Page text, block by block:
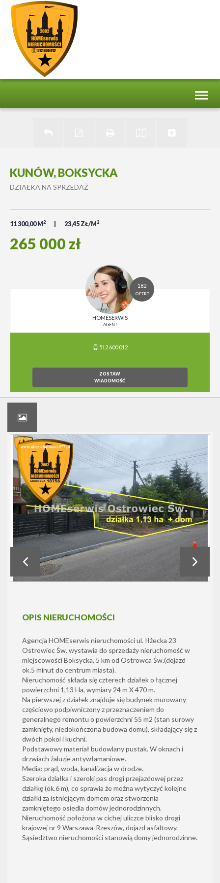
KUNÓW, BOKSYCKA
DZIAŁKA NA SPRZEDAŻ
11 300,00 M 2 23,45 ZŁ/M 2
265 000 zł
182
OFERT
HOMESERWIS
AGENT
512 600 012
ZOSTAW
WIADOMOŚĆ
OPIS NIERUCHOMOŚCI
Agencja HOMEserwis nieruchomości ul. Iłżecka 23
Ostrowiec Św. wystawia do sprzedaży nieruchomość w
miejscowości Boksycka, 5 km od Ostrowca Św.(dojazd
ok.5 minut do centrum miasta).
Nieruchomość składa się czterech działek o łącznej
powierzchni 1,13 Ha, wymiary 24 m X 470 m.
Na pierwszej z działek znajduje się budynek murowany
częściowo podpiwniczony z przeznaczeniem do
generalnego remontu o powierzchni 55 m2 (stan surowy
zamknięty, niedokończona budowa domu), składający się z
dwóch pokoi i kuchni.
Podstawowy materiał budowlany pustak. W oknach i
drzwiach żaluzje antywłamaniowe.
Media: prąd, woda, kanalizacja w drodze.
Szeroka działka i szeroki pas drogi przejazdowej przez
działkę (ok.6 m), co sprawia że można wytyczyć kolejne
działki za istniejącym domem oraz stworzenia
zamkniętego osiedla domów jednorodzinnych.
Nieruchomość położona w cichej uliczce blisko drogi
krajowej nr 9 Warszawa-Rzeszów, dojazd asfaltowy.
Sąsiedztwo nieruchomości stanowią domy jednorodzinne.